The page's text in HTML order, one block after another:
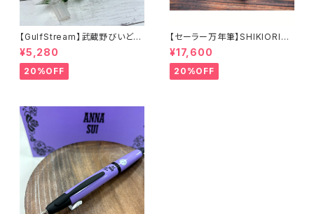
【GulfStream】武蔵野びいどろ
ガラスペン（狭山茶グリーン）
¥5,280
20%OFF
【セーラー万年筆】SHIKIORIー
四季織ー 山水（中細）
¥17,600
20%OFF